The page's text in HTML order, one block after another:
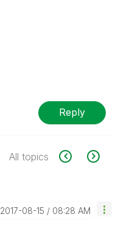
Reply
All topics
‎2017-08-15 08:28 AM